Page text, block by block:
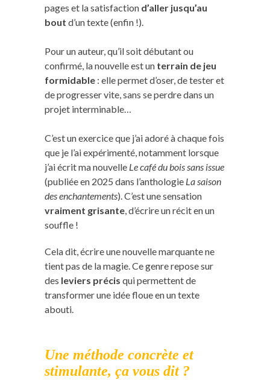
pages et la satisfaction d’aller jusqu’au
bout d’un texte (enfin !).
Pour un auteur, qu’il soit débutant ou
confirmé, la nouvelle est un terrain de jeu
formidable : elle permet d’oser, de tester et
de progresser vite, sans se perdre dans un
projet interminable…
C’est un exercice que j’ai adoré à chaque fois
que je l’ai expérimenté, notamment lorsque
j’ai écrit ma nouvelle Le café du bois sans issue
(publiée en 2025 dans l’anthologie La saison
des enchantements). C’est une sensation
vraiment grisante, d’écrire un récit en un
souffle !
Cela dit, écrire une nouvelle marquante ne
tient pas de la magie. Ce genre repose sur
des leviers précis qui permettent de
transformer une idée floue en un texte
abouti.
Une méthode concrète et
stimulante, ça vous dit ?